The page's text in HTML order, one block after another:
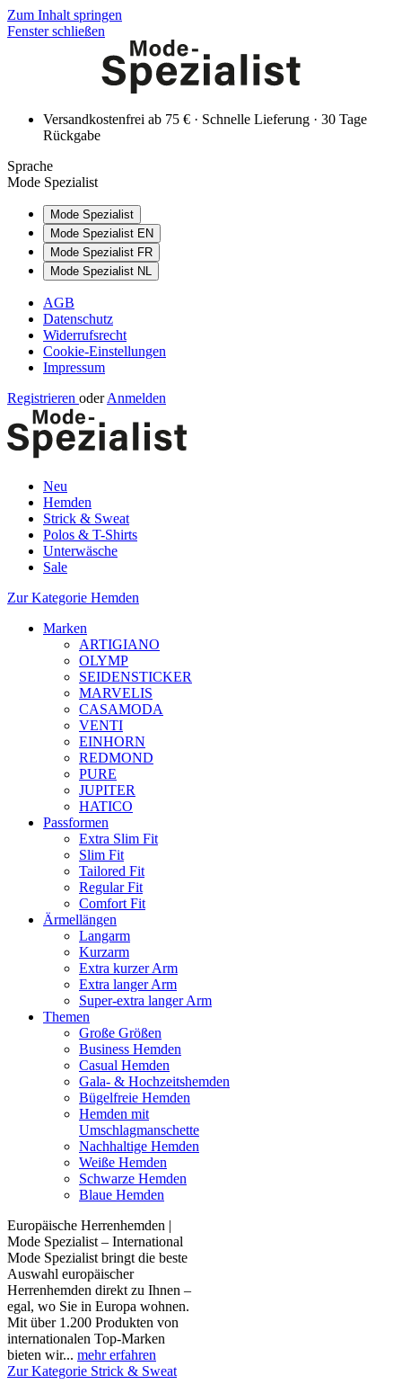
Zum Inhalt springen
Fenster schließen
Versandkostenfrei ab 75 € · Schnelle Lieferung · 30 Tage
Rückgabe
Sprache
Mode Spezialist
Mode Spezialist
Mode Spezialist EN
Mode Spezialist FR
Mode Spezialist NL
AGB
Datenschutz
Widerrufsrecht
Cookie-Einstellungen
Impressum
Registrieren oder Anmelden
Neu
Hemden
Strick & Sweat
Polos & T-Shirts
Unterwäsche
Sale
Zur Kategorie Hemden
Marken
ARTIGIANO
OLYMP
SEIDENSTICKER
MARVELIS
CASAMODA
VENTI
EINHORN
REDMOND
PURE
JUPITER
HATICO
Passformen
Extra Slim Fit
Slim Fit
Tailored Fit
Regular Fit
Comfort Fit
Ärmellängen
Langarm
Kurzarm
Extra kurzer Arm
Extra langer Arm
Super-extra langer Arm
Themen
Große Größen
Business Hemden
Casual Hemden
Gala- & Hochzeitshemden
Bügelfreie Hemden
Hemden mit
Umschlagmanschette
Nachhaltige Hemden
Weiße Hemden
Schwarze Hemden
Blaue Hemden
Europäische Herrenhemden |
Mode Spezialist – International
Mode Spezialist bringt die beste
Auswahl europäischer
Herrenhemden direkt zu Ihnen –
egal, wo Sie in Europa wohnen.
Mit über 1.200 Produkten von
internationalen Top-Marken
bieten wir... mehr erfahren
Zur Kategorie Strick & Sweat